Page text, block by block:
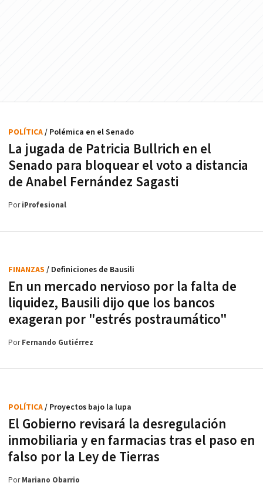
La jugada de Patricia Bullrich en el
Senado para bloquear el voto a distancia
de Anabel Fernández Sagasti
POLÍTICA/ Polémica en el Senado
PoriProfesional
En un mercado nervioso por la falta de
liquidez, Bausili dijo que los bancos
exageran por "estrés postraumático"
FINANZAS / Definiciones de Bausili
PorFernando Gutiérrez
El Gobierno revisará la desregulación
inmobiliaria y en farmacias tras el paso en
falso por la Ley de Tierras
POLÍTICA/ Proyectos bajo la lupa
PorMariano Obarrio